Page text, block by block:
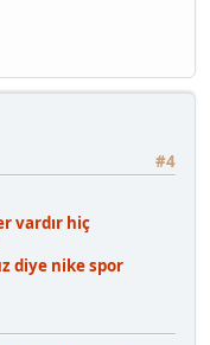
#4
vardır hiç
diye nike spor